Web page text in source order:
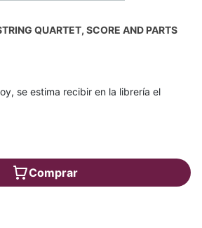
QUARTET, SCORE AND PARTS
se estima recibir en la librería el
Comprar